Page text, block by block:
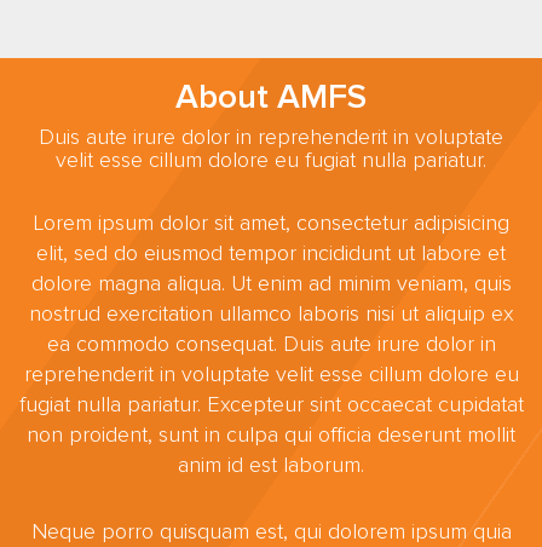
About AMFS
Duis aute irure dolor in reprehenderit in voluptate
velit esse cillum dolore eu fugiat nulla pariatur.
Lorem ipsum dolor sit amet, consectetur adipisicing
elit, sed do eiusmod tempor incididunt ut labore et
dolore magna aliqua. Ut enim ad minim veniam, quis
nostrud exercitation ullamco laboris nisi ut aliquip ex
ea commodo consequat. Duis aute irure dolor in
reprehenderit in voluptate velit esse cillum dolore eu
fugiat nulla pariatur. Excepteur sint occaecat cupidatat
non proident, sunt in culpa qui officia deserunt mollit
anim id est laborum.
Neque porro quisquam est, qui dolorem ipsum quia